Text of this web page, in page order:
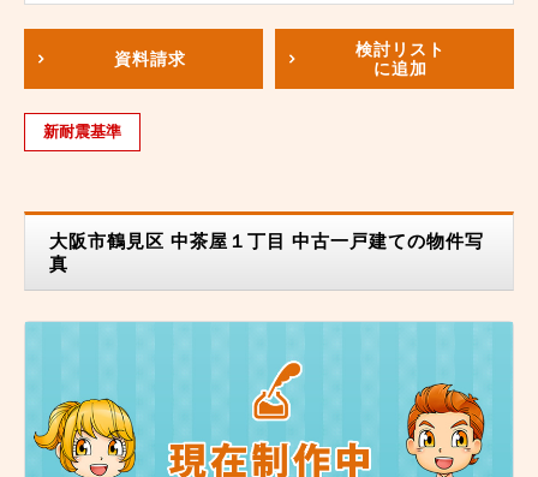
資料請求
検討リスト
に追加
新耐震基準
大阪市鶴見区 中茶屋１丁目 中古一戸建ての物件写
真